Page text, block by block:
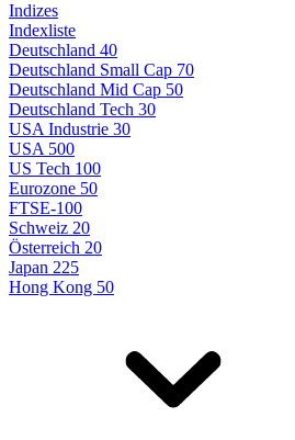
Indizes
Indexliste
Deutschland 40
Deutschland Small Cap 70
Deutschland Mid Cap 50
Deutschland Tech 30
USA Industrie 30
USA 500
US Tech 100
Eurozone 50
FTSE-100
Schweiz 20
Österreich 20
Japan 225
Hong Kong 50